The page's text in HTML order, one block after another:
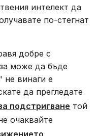
интелект да
по-стегнат
добре с
може да бъде
не винаги е
да прегледате
подстригване той
очаквайте
,